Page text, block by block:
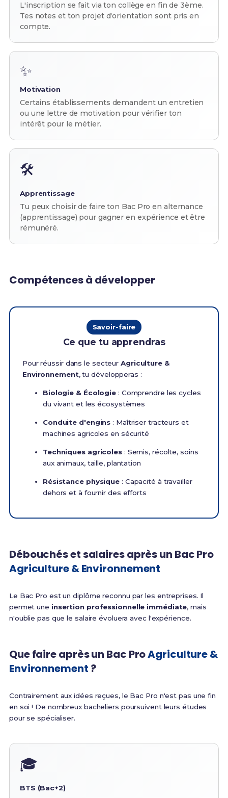
L'inscription se fait via ton collège en fin de 3ème.
Tes notes et ton projet d'orientation sont pris en
compte.
✨
Motivation
Certains établissements demandent un entretien
ou une lettre de motivation pour vérifier ton
intérêt pour le métier.
🛠️
Apprentissage
Tu peux choisir de faire ton Bac Pro en alternance
(apprentissage) pour gagner en expérience et être
rémunéré.
Compétences à développer
Savoir-faire
Ce que tu apprendras
Pour réussir dans le secteurAgriculture &
Environnement, tu développeras :
Biologie & Écologie : Comprendre les cycles
du vivant et les écosystèmes
Conduite d'engins : Maîtriser tracteurs et
machines agricoles en sécurité
Techniques agricoles: Semis, récolte, soins
aux animaux, taille, plantation
Résistance physique : Capacité à travailler
dehors et à fournir des efforts
Débouchés et salaires après un Bac Pro
Agriculture & Environnement
Le Bac Pro est un diplôme reconnu par les entreprises. Il
permet une insertion professionnelle immédiate, mais
n'oublie pas que le salaire évoluera avec l'expérience.
Que faire après un Bac ProAgriculture &
Environnement ?
Contrairement aux idées reçues, le Bac Pro n'est pas une fin
en soi ! De nombreux bacheliers poursuivent leurs études
pour se spécialiser.
🎓
BTS (Bac+2)